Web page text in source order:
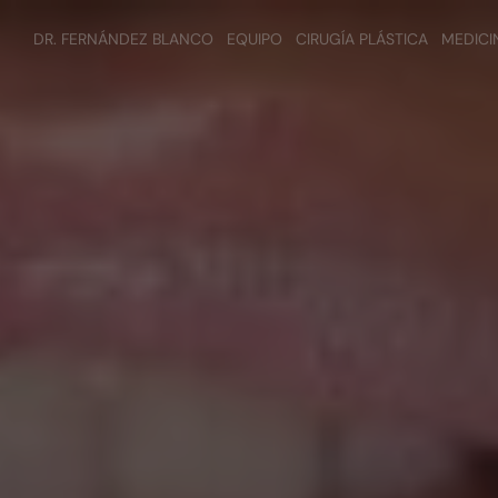
DR. FERNÁNDEZ BLANCO EQUIPO CIRUGÍA PLÁSTICA